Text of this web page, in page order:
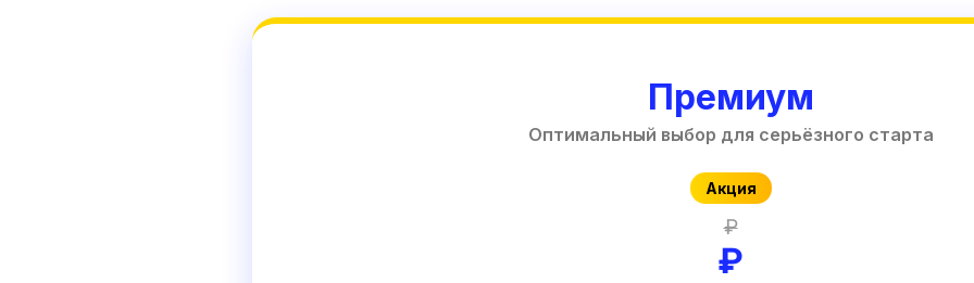
Премиум
Оптимальный выбор для серьёзного старта
Акция
₽
₽